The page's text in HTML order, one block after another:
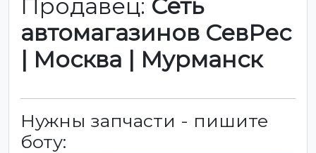
Продавец: Сеть
автомагазинов СевРес
| Москва | Мурманск
Нужны запчасти - пишите
боту: